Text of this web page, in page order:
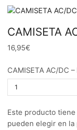
CAMISETA
16,95€
CAMISETA AC/DC
Este producto
pueden elegir en